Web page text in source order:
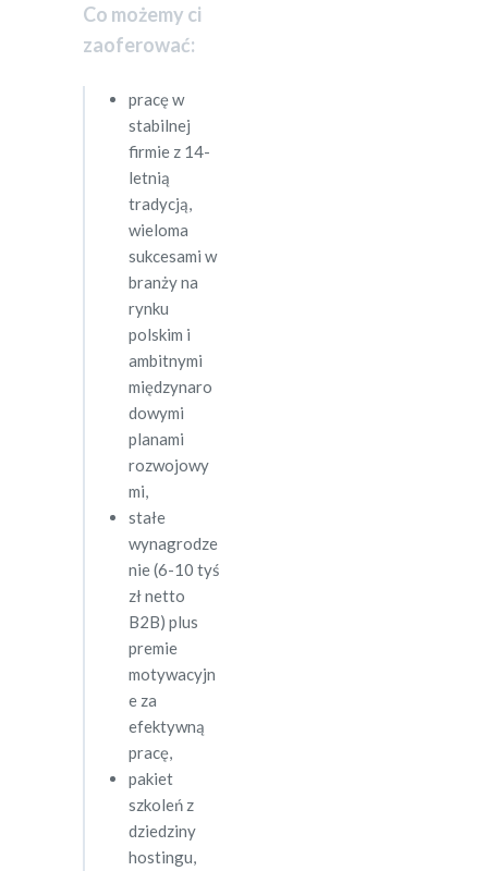
Co możemy ci
zaoferować:
pracę w
stabilnej
firmie z 14-
letnią
tradycją,
wieloma
sukcesami w
branży na
rynku
polskim i
ambitnymi
międzynaro
dowymi
planami
rozwojowy
mi,
stałe
wynagrodze
nie (6-10 tyś
zł netto
B2B) plus
premie
motywacyjn
e za
efektywną
pracę,
pakiet
szkoleń z
dziedziny
hostingu,